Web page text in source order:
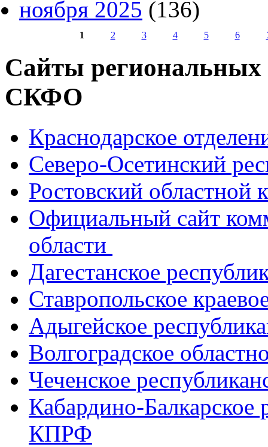
ноября 2025 (136)
1 2 3 4 5 6
Сайты
СКФО
Краснодарское
Северо-Осетинский
Ростовский
Официальный сайт
области
Дагестанское
Ставропольское
Адыгейское
Волгоградское
Чеченское
Кабардино-Балкарское
КПРФ